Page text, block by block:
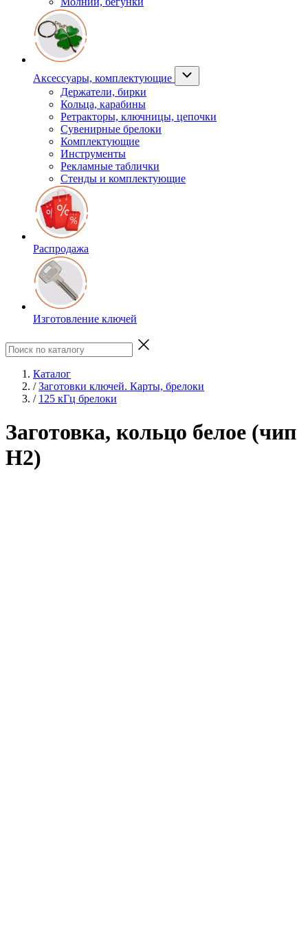
Аксессуары, комплектующие
Держатели, бирки
Кольца, карабины
Ретракторы, ключницы, цепочки
Сувенирные брелоки
Комплектующие
Инструменты
Рекламные таблички
Стенды и комплектующие
Распродажа
Изготовление ключей
Каталог
/ Заготовки ключей. Карты, брелоки
/ 125 кГц брелоки
Заготовка, кольцо белое (чип
H2)